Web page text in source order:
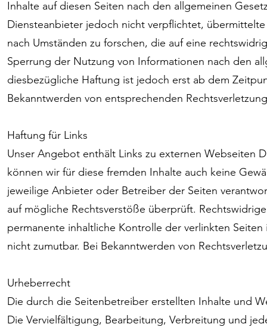
Inhalte auf diesen Seiten nach den allgemeinen
Diensteanbieter jedoch nicht verpflichtet,
nach Umständen zu forschen, die auf eine
Sperrung der Nutzung von Informationen nach den
diesbezügliche Haftung ist jedoch erst ab dem
Bekanntwerden von entsprechenden
Haftung für Links
Unser Angebot enthält Links zu externen Webseiten
können wir für diese fremden Inhalte auch keine
jeweilige Anbieter oder Betreiber der Seiten
auf mögliche Rechtsverstöße überprüft.
permanente inhaltliche Kontrolle der verlinkten
nicht zumutbar. Bei Bekanntwerden von
Urheberrecht
Die durch die Seitenbetreiber erstellten Inhalte und
Die Vervielfältigung, Bearbeitung, Verbreitung und